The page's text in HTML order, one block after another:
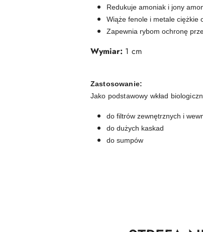
Redukuje amoniak i jony
Wiąże fenole i metale ciężkie
Zapewnia rybom ochronę
Wymiar: 1 cm
Zastosowanie:
Jako podstawowy wkład
do filtrów zewnętrznych i
do dużych kaskad
do sumpów